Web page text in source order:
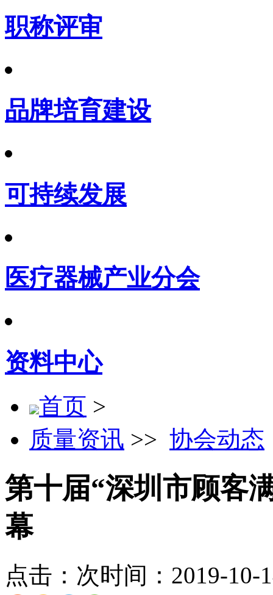
职称评审
品牌培育建设
可持续发展
医疗器械产业分会
资料中心
首页 >
质量资讯 >> 协会动态
第十届“深圳市顾客
幕
点击： 次时间：2019-10-